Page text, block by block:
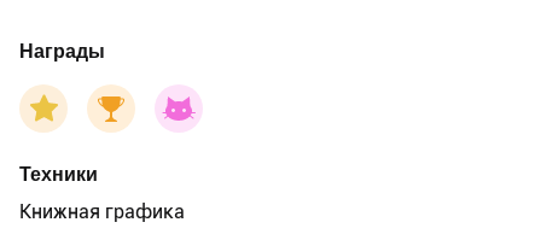
Награды
Техники
Книжная графика